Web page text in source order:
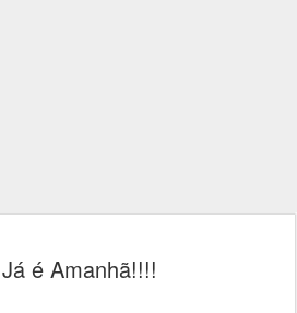
Já é Amanhã!!!!